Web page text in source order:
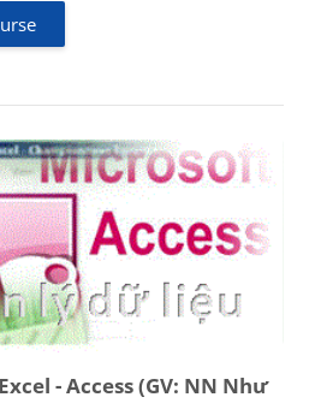
- Access (GV: NN Như